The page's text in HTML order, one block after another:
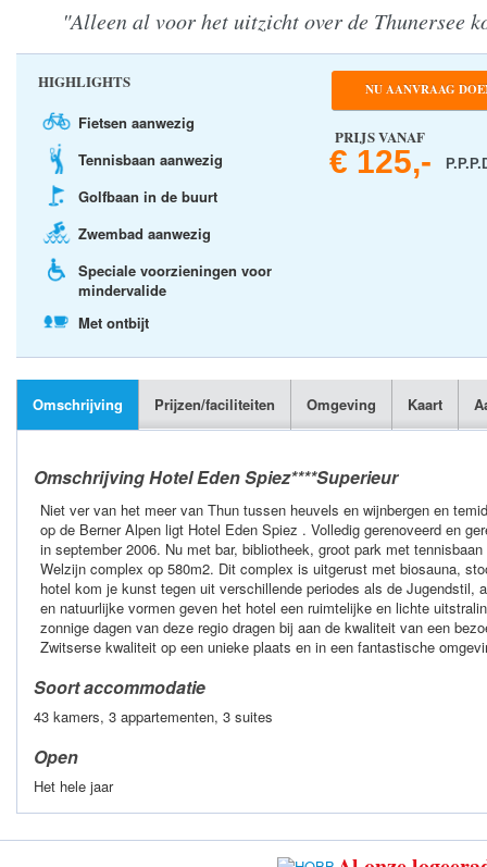
"Alleen al voor het uitzicht over de Thunersee
HIGHLIGHTS
Fietsen aanwezig
Tennisbaan aanwezig
Golfbaan in de buurt
Zwembad aanwezig
Speciale voorzieningen voor
mindervalide
Met ontbijt
NU AANVRAAG
PRIJS VANAF
€ 125,-
Omschrijving Prijzen/faciliteiten Omgeving Kaart
Omschrijving Hotel Eden Spiez****Superieur
Niet ver van het meer van Thun tussen heuvels en wijnbergen en
op de Berner Alpen ligt Hotel Eden Spiez . Volledig gerenoveerd en
in september 2006. Nu met bar, bibliotheek, groot park met
Welzijn complex op 580m2. Dit complex is uitgerust met biosauna,
hotel kom je kunst tegen uit verschillende periodes als de Jugendstil,
en natuurlijke vormen geven het hotel een ruimtelijke en lichte
zonnige dagen van deze regio dragen bij aan de kwaliteit van een
Zwitserse kwaliteit op een unieke plaats en in een fantastische
Soort accommodatie
43 kamers, 3 appartementen, 3 suites
Open
Het hele jaar